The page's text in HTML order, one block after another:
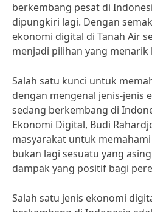
berkembang pesat di
dipungkiri lagi. Dengan
ekonomi digital di Tanah Air
menjadi pilihan yang menarik
Salah satu kunci untuk
dengan mengenal jenis-jenis
sedang berkembang di
Ekonomi Digital, Budi
masyarakat untuk
bukan lagi sesuatu yang
dampak yang positif bagi
Salah satu jenis ekonomi